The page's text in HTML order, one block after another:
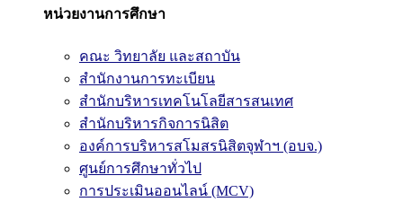
หน่วยงานการศึกษา
คณะ วิทยาลัย และสถาบัน
สำนักงานการทะเบียน
สำนักบริหารเทคโนโลยีสารสนเทศ
สำนักบริหารกิจการนิสิต
องค์การบริหารสโมสรนิสิตจุฬาฯ (อบจ.)
ศูนย์การศึกษาทั่วไป
การประเมินออนไลน์ (MCV)